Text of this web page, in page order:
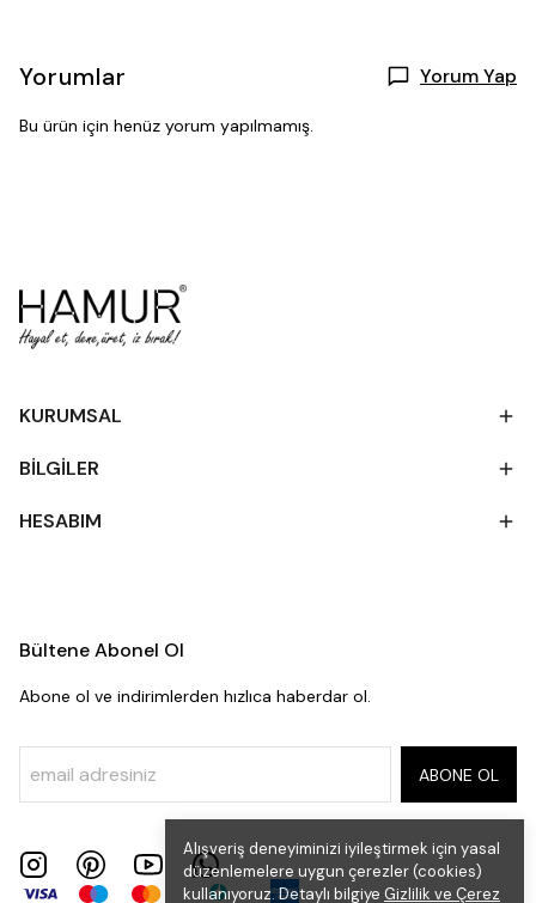
Alışveriş deneyiminizi iyileştirmek için yasal
düzenlemelere uygun çerezler (cookies)
kullanıyoruz. Detaylı bilgiye Gizlilik ve Çerez
Yorumlar Yorum Yap
Bu ürün için henüz yorum yapılmamış.
KURUMSAL
BİLGİLER
HESABIM
Bültene Abonel Ol
Abone ol ve indirimlerden hızlıca haberdar ol.
ABONE OL